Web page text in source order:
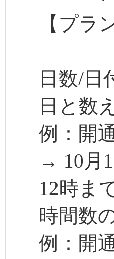
【プラ
日数/日
日と数
例：開
→ 10月
12時ま
時間数
例：開